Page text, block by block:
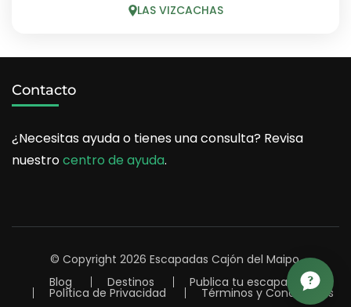
más de 20 años realizando vuelos tándem
1 Person
LAS VIZCACHAS
Contacto
¿Necesitas ayuda o tienes una consulta? Revisa
nuestrocentro de ayuda.
© Copyright 2026 Escapadas Cajón del Maipo.
Blog
Destinos Publica tu escapada
Política de Privacidad Términos y Condiciones